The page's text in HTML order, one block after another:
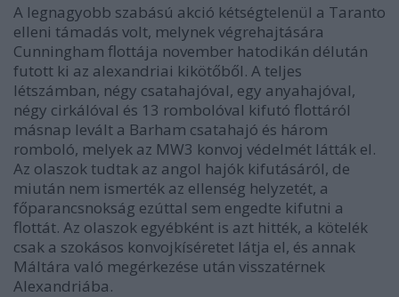
A legnagyobb szabású akció kétségtelenül a Taranto
elleni támadás volt, melynek végrehajtására
Cunningham flottája november hatodikán délután
futott ki az alexandriai kikötőből. A teljes
létszámban, négy csatahajóval, egy anyahajóval,
négy cirkálóval és 13 rombolóval kifutó flottáról
másnap levált a Barham csatahajó és három
romboló, melyek az MW3 konvoj védelmét látták el.
Az olaszok tudtak az angol hajók kifutásáról, de
miután nem ismerték az ellenség helyzetét, a
főparancsnokság ezúttal sem engedte kifutni a
flottát. Az olaszok egyébként is azt hitték, a kötelék
csak a szokásos konvojkíséretet látja el, és annak
Máltára való megérkezése után visszatérnek
Alexandriába.